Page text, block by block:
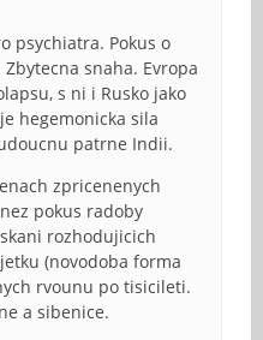
psychiatra. Pokus o
Zbytecna snaha. Evropa
s ni i Rusko jako
hegemonicka sila
patrne Indii.
zpricenenych
pokus radoby
rozhodujicich
(novodoba forma
rvounu po tisicileti.
a sibenice.